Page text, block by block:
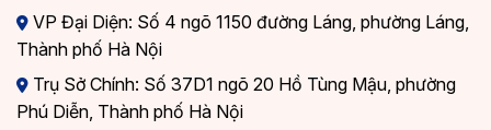
VP Đại Diện: Số 4 ngõ 1150 đường Láng, phường Láng,
Thành phố Hà Nội
Trụ Sở Chính: Số 37D1 ngõ 20 Hồ Tùng Mậu, phường
Phú Diễn, Thành phố Hà Nội